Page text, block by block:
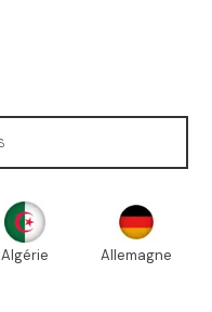
Algérie Allemagne